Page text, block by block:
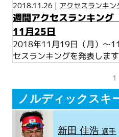
2018.11.26 | アクセスランキン
週間アクセスランキン
11月25日
2018年11月19日（月）～
セスランキングを発表します
1
ノルディックスキ
新田 佳浩選手